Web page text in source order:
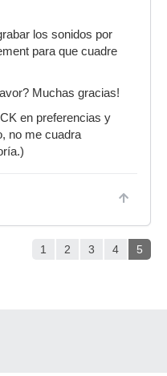
los sonidos por
para que cuadre
Muchas gracias!
en preferencias y
no me cuadra
1 2 3 4 5